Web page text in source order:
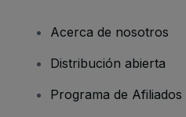
Acerca de nosotros
Distribución abierta
Programa de Afiliados